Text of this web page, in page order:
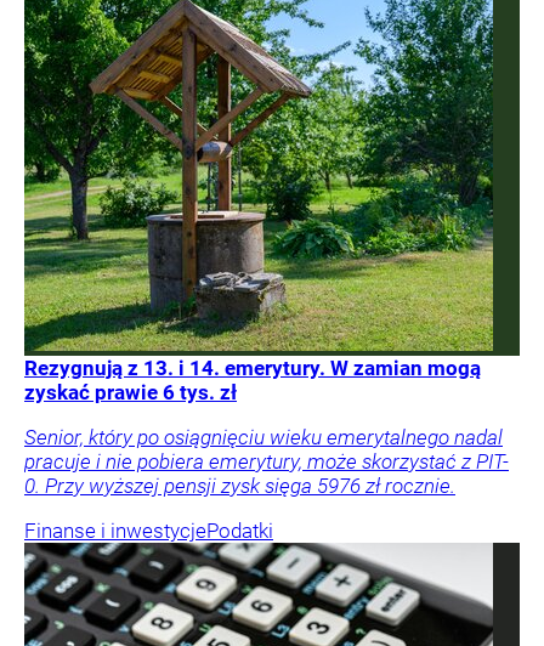
Rezygnują z 13. i 14. emerytury. W zamian mogą
zyskać prawie 6 tys. zł
Senior, który po osiągnięciu wieku emerytalnego nadal
pracuje i nie pobiera emerytury, może skorzystać z PIT-
0. Przy wyższej pensji zysk sięga 5976 zł rocznie.
Finanse i inwestycjePodatki